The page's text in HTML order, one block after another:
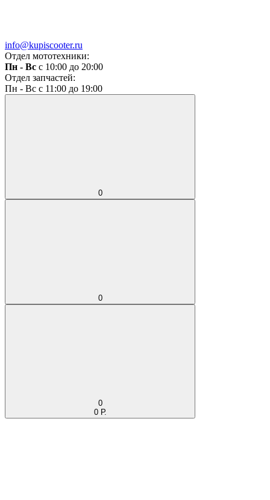
info@kupiscooter.ru
Отдел мототехники:
Пн - Вс с 10:00 до 20:00
Отдел запчастей:
Пн - Вс с 11:00 до 19:00
0
0
0
0 Р.